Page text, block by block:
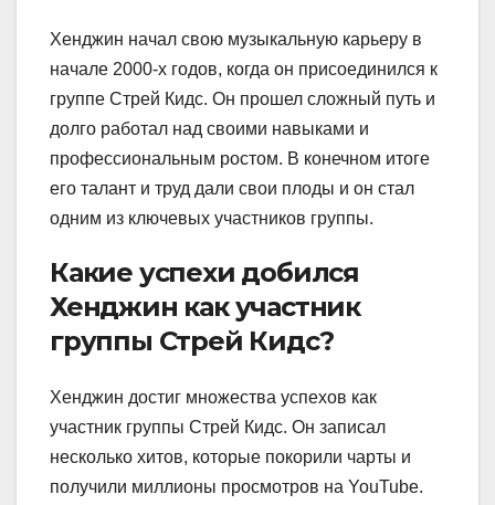
Хенджин начал свою музыкальную карьеру в
начале 2000-х годов, когда он присоединился к
группе Стрей Кидс. Он прошел сложный путь и
долго работал над своими навыками и
профессиональным ростом. В конечном итоге
его талант и труд дали свои плоды и он стал
одним из ключевых участников группы.
Какие успехи добился
Хенджин как участник
группы Стрей Кидс?
Хенджин достиг множества успехов как
участник группы Стрей Кидс. Он записал
несколько хитов, которые покорили чарты и
получили миллионы просмотров на YouTube.